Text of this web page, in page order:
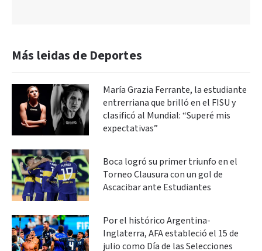
Más leidas de Deportes
María Grazia Ferrante, la estudiante
entrerriana que brilló en el FISU y
clasificó al Mundial: “Superé mis
expectativas”
Boca logró su primer triunfo en el
Torneo Clausura con un gol de
Ascacibar ante Estudiantes
Por el histórico Argentina-
Inglaterra, AFA estableció el 15 de
julio como Día de las Selecciones